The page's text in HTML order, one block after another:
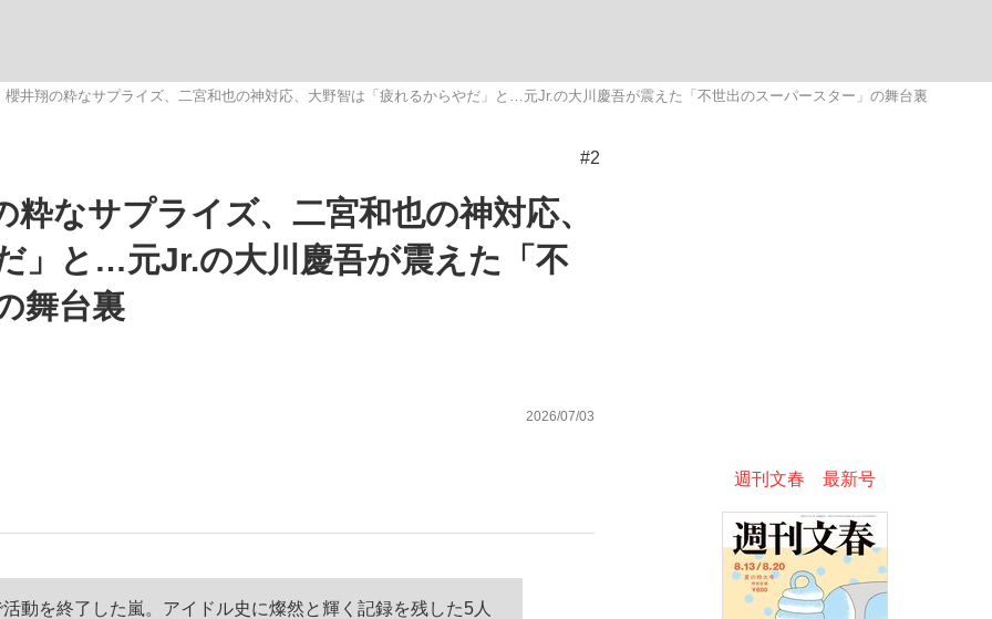
櫻井翔の粋なサプライズ、二宮和也の神対応、大野智は「疲れるからやだ」と…元Jr.の大川慶吾が震えた「不世出のスーパースター」の舞台裏
#2
なサプライズ、二宮和也の神対応、
」と…元Jr.の大川慶吾が震えた「不
舞台裏
2026/07/03
を終了した嵐。アイドル史に燦然と輝く記録を残した5人
週刊文春 最新号